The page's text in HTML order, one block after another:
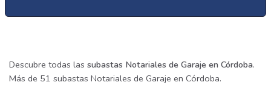
Descubre todas las subastas Notariales de Garaje en Córdoba.
Más de 51 subastas Notariales de Garaje en Córdoba.